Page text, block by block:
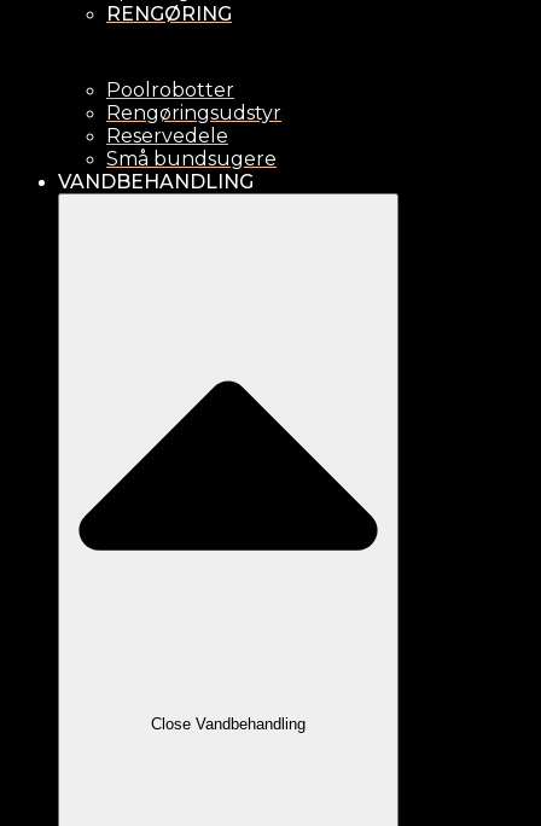
RENGØRING
Poolrobotter
Rengøringsudstyr
Reservedele
Små bundsugere
VANDBEHANDLING
Close Vandbehandling